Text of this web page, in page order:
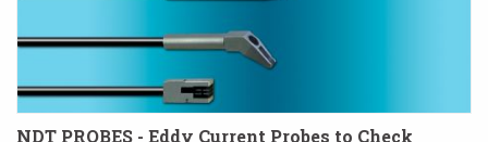
NDT PROBES - Eddy Current Probes to Check